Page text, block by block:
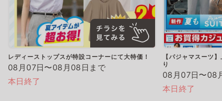
レディーストップスが特設コーナーにて大特価！
08月07日〜08月08日まで
本日終了
【パジャマスーツ
り
08月07日〜08
本日終了